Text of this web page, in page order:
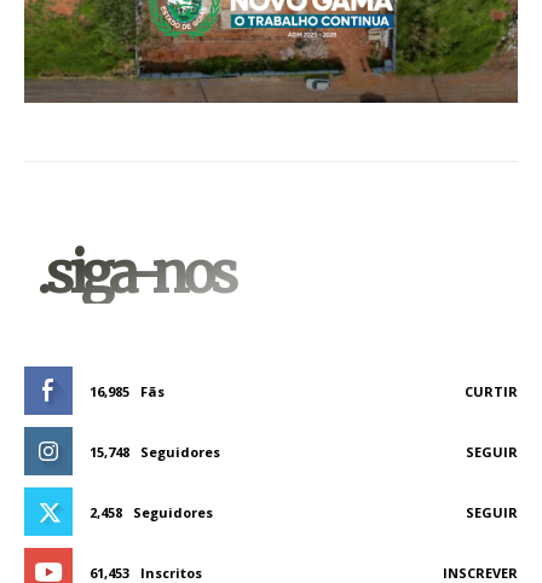
.siga-nos
16,985 Fãs CURTIR
15,748 Seguidores SEGUIR
2,458 Seguidores SEGUIR
61,453 Inscritos INSCREVER